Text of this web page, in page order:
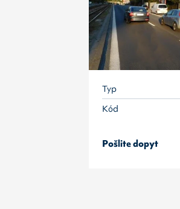
Typ
Kód
Pošlite dopyt